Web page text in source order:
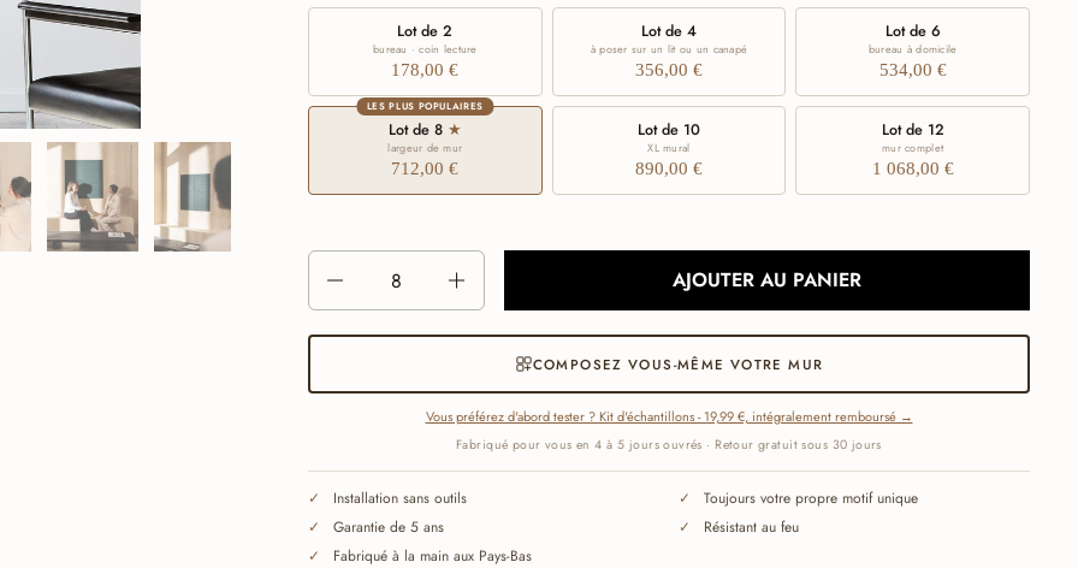
Lot de 2
bureau · coin lecture
178,00 €
Lot de 4
à poser sur un lit ou un canapé
356,00 €
Lot de 6
bureau à domicile
534,00 €
LES PLUS POPULAIRES
Lot de 8 ★
largeur de mur
712,00 €
Lot de 10
XL mural
890,00 €
Lot de 12
mur complet
1 068,00 €
Nombre
AJOUTER AU PANIER
COMPOSEZ VOUS-MÊME VOTRE MUR
Vous préférez d'abord tester ? Kit d'échantillons - 19,99 €, intégralement remboursé →
Fabriqué pour vous en 4 à 5 jours ouvrés · Retour gratuit sous 30 jours
Installation sans outils
Toujours votre propre motif unique
Garantie de 5 ans
Résistant au feu
Fabriqué à la main aux Pays-Bas